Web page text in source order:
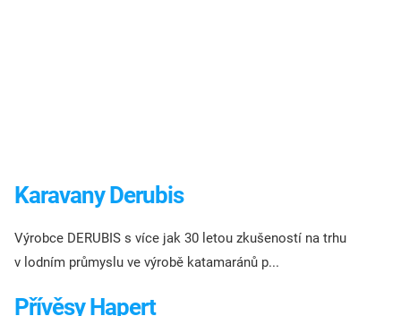
Karavany Derubis
Výrobce DERUBIS s více jak 30 letou zkušeností na trhu
v lodním průmyslu ve výrobě katamaránů p...
Přívěsy Hapert